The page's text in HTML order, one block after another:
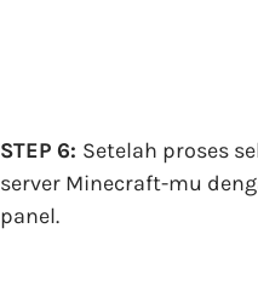
STEP 6: Setelah proses
server Minecraft-mu
panel.